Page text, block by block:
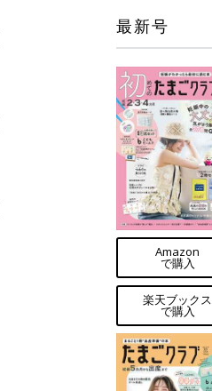
最新号
Amazon
で購入
楽天ブックス
で購入